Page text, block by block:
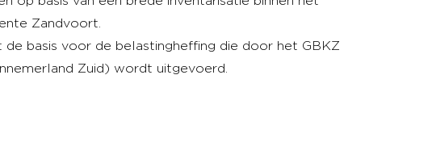
Zandvoort.
basis voor de belastingheffing die door het GBKZ
Zuid) wordt uitgevoerd.